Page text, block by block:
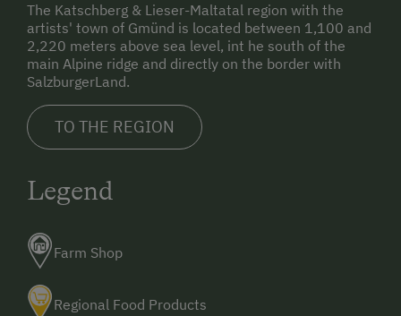
The Katschberg & Lieser-Maltatal region with the
artists' town of Gmünd is located between 1,100 and
2,220 meters above sea level, int he south of the
main Alpine ridge and directly on the border with
SalzburgerLand.
TO THE REGION
Legend
Farm Shop
Regional Food Products